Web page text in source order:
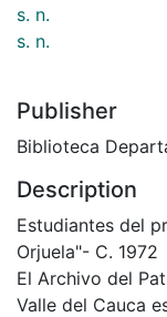
s. n.
s. n.
Publisher
Biblioteca
Description
Estudiantes del
Orjuela"- C. 1972
El Archivo del
Valle del Cauca